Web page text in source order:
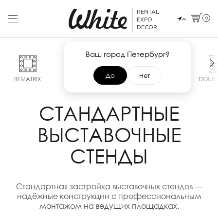
RENTAL
EXPO
DECOR
Ваш город Петербург?
Да Нет
0
BEMATRIX SMART MAXIMA
СТАНДАРТНЫЕ
ВЫСТАВОЧНЫЕ
СТЕНДЫ
Стандартная застройка выставочных стендов —
надёжные конструкции с профессиональным
монтажом на ведущих площадках.